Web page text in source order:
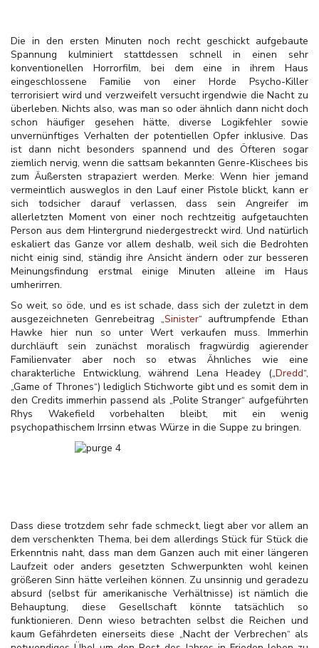
Die in den ersten Minuten noch recht geschickt aufgebaute
Spannung kulminiert stattdessen schnell in einen sehr
konventionellen Horrorfilm, bei dem eine in ihrem Haus
eingeschlossene Familie von einer Horde Psycho-Killer
terrorisiert wird und verzweifelt versucht irgendwie die Nacht zu
überleben. Nichts also, was man so oder ähnlich dann nicht doch
schon häufiger gesehen hätte, diverse Logikfehler sowie
unvernünftiges Verhalten der potentiellen Opfer inklusive. Das
ist dann nicht besonders spannend und des Öfteren sogar
ziemlich nervig, wenn die sattsam bekannten Genre-Klischees bis
zum Äußersten strapaziert werden. Merke: Wenn hier jemand
vermeintlich ausweglos in den Lauf einer Pistole blickt, kann er
sich todsicher darauf verlassen, dass sein Angreifer im
allerletzten Moment von einer noch rechtzeitig aufgetauchten
Person aus dem Hintergrund niedergestreckt wird. Und natürlich
eskaliert das Ganze vor allem deshalb, weil sich die Bedrohten
nicht einig sind, ständig ihre Ansicht ändern oder zur besseren
Meinungsfindung erstmal einige Minuten alleine im Haus
umherirren.
So weit, so öde, und es ist schade, dass sich der zuletzt in dem
ausgezeichneten Genrebeitrag „Sinister“ auftrumpfende Ethan
Hawke hier nun so unter Wert verkaufen muss. Immerhin
durchläuft sein zunächst moralisch fragwürdig agierender
Familienvater aber noch so etwas Ähnliches wie eine
charakterliche Entwicklung, während Lena Headey („Dredd“,
„Game of Thrones“) lediglich Stichworte gibt und es somit dem in
den Credits immerhin passend als „Polite Stranger“ aufgeführten
Rhys Wakefield vorbehalten bleibt, mit ein wenig
psychopathischem Irrsinn etwas Würze in die Suppe zu bringen.
Dass diese trotzdem sehr fade schmeckt, liegt aber vor allem an
dem verschenkten Thema, bei dem allerdings Stück für Stück die
Erkenntnis naht, dass man dem Ganzen auch mit einer längeren
Laufzeit oder anders gesetzten Schwerpunkten wohl keinen
größeren Sinn hätte verleihen können. Zu unsinnig und geradezu
absurd (selbst für amerikanische Verhältnisse) ist nämlich die
Behauptung, diese Gesellschaft könnte tatsächlich so
funktionieren. Denn wieso betrachten selbst die Reichen und
kaum Gefährdeten einerseits diese „Nacht der Verbrechen“ als